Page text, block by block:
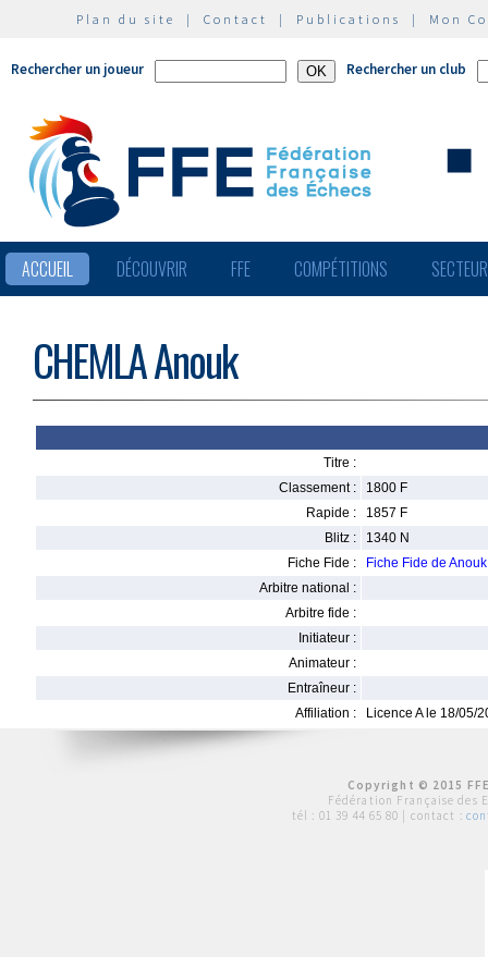
Plan du site | Contact | Publications | Mon
Rechercher un joueur Rechercher un club
ACCUEIL DÉCOUVRIR FFE COMPÉTITIONS
CHEMLA Anouk
Titre :
Classement :
1800 F
Rapide :
1857 F
Blitz :
1340 N
Fiche Fide :
Fiche Fide de
Arbitre national :
Arbitre fide :
Initiateur :
Animateur :
Entraîneur :
Affiliation :
Licence A le 18/05/
Copyright © 2015
Fédération Française des
tél : 01 39 44 65 80 | contact :